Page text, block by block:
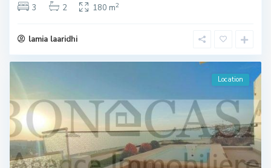
3
2 180 m2
lamia laaridhi
Location